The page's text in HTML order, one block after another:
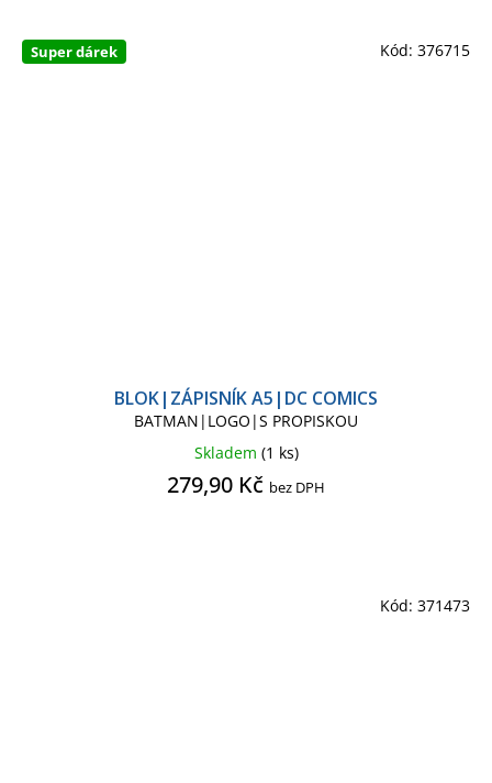
Super dárek
BLOK|ZÁPISNÍK A5|DC COMICS
BATMAN|LOGO|S PROPISKOU
Skladem (1 ks)
279,90 Kč bez DPH
Kód: 376715
Kód: 371473